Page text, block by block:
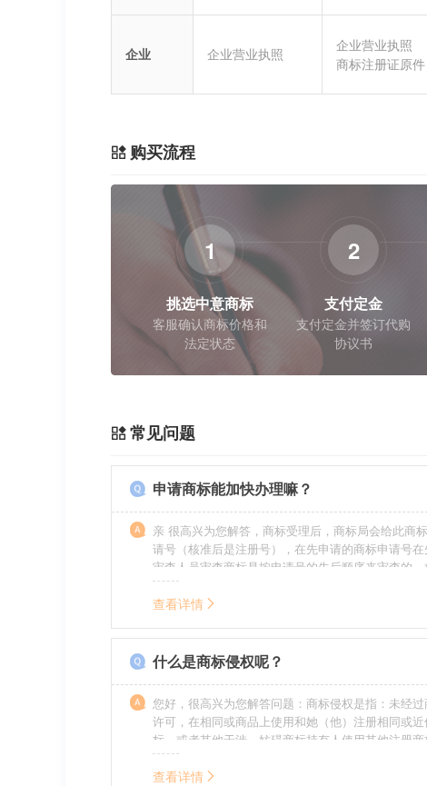
企业
企业营业执照
企业营业执照
商标注册证原件
购买流程
1
挑选中意商标
客服确认商标价格和
法定状态
2
支付定金
支付定金并签订代购
协议书
常见问题
申请商标能加快办理嘛？
亲 很高兴为您解答，商标受理后，商标局会给此商
请号（核准后是注册号），在先申请的商标申请号
审查人员审查商标是按申请号的先后顺序来审查的
特殊情况（受理案件需要，被异议等），不会延迟也
前。
查看详情
什么是商标侵权呢？
您好，很高兴为您解答问题：商标侵权是指：未经过
许可，在相同或商品上使用和她（他）注册相同或近
标，或者其他干涉、妨碍商标持有人使用其他注册
商标持有人合法权益的其他行为。侵权的人通常需要
的责任，明知侵权的行为的人要承担赔偿的责任。情
查看详情